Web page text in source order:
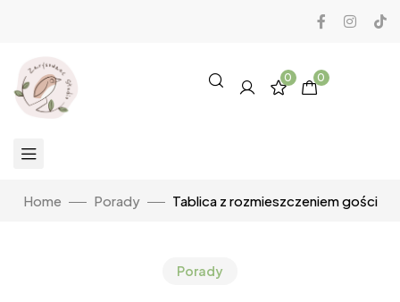
0 0
Home Porady Tablica z rozmieszczeniem gości
Porady